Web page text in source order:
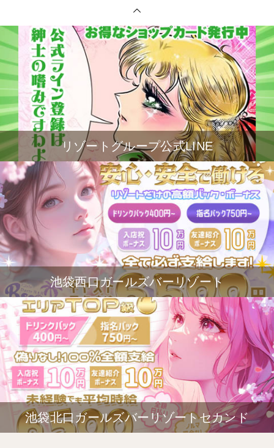
リゾートグループ公式LINE
池袋西口ガールズバーリゾート
池袋北口ガールズバーリゾートセカンド